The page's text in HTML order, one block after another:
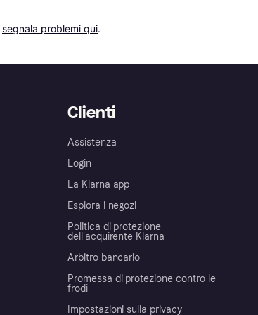
segnala problemi qui.
Clienti
Assistenza
Login
La Klarna app
Esplora i negozi
Politica di protezione
dell'acquirente Klarna
Arbitro bancario
Promessa di protezione contro le
frodi
Impostazioni sulla privacy